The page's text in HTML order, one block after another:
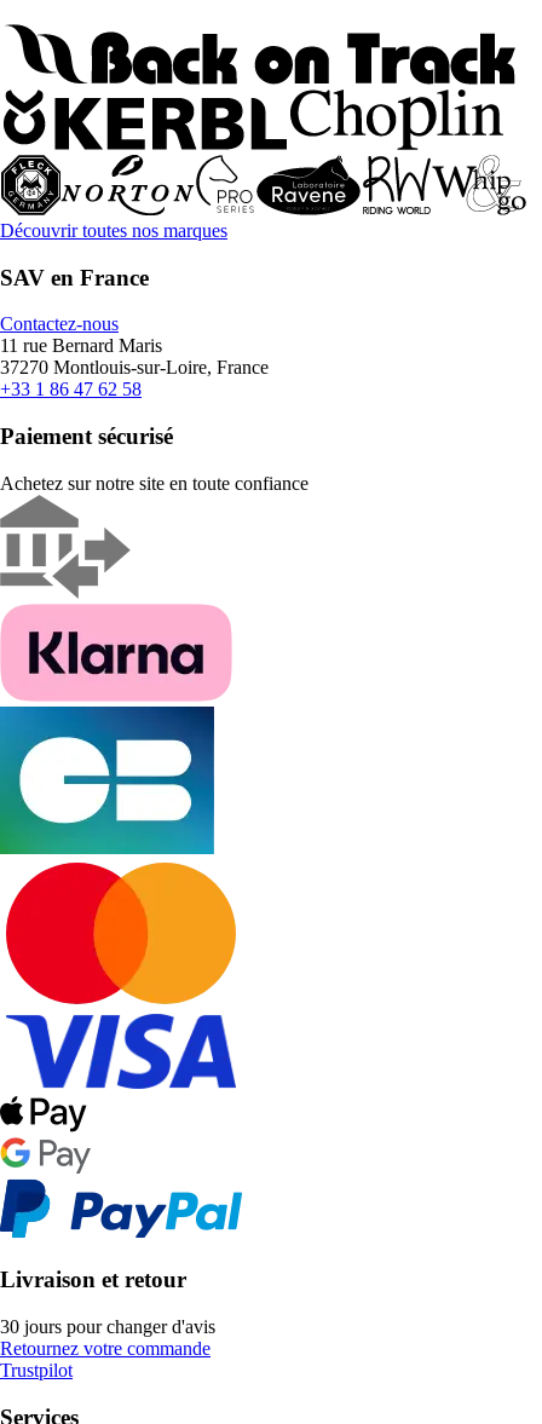
Découvrir toutes nos marques
SAV en France
Contactez-nous
11 rue Bernard Maris
37270 Montlouis-sur-Loire, France
+33 1 86 47 62 58
Paiement sécurisé
Achetez sur notre site en toute confiance
Livraison et retour
30 jours pour changer d'avis
Retournez votre commande
Trustpilot
Services